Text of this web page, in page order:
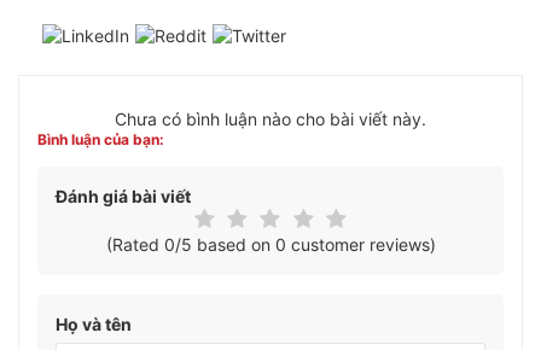
Chưa có bình luận nào cho bài viết này.
Bình luận của bạn:
Đánh giá bài viết
(Rated 0/5 based on 0 customer reviews)
Họ và tên